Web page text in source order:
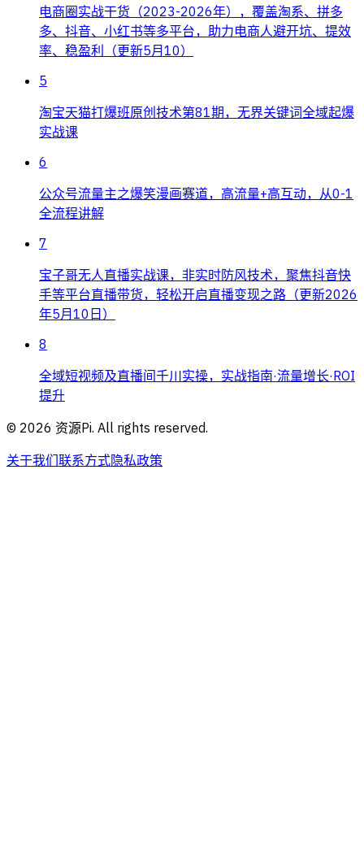
电商圈实战干货（2023-2026年），覆盖淘系、拼多
多、抖音、小红书等多平台，助力电商人避开坑、提效
率、稳盈利（更新5月10）
5
淘宝天猫打爆班原创技术第81期，无界关键词全域起爆
实战课
6
公众号流量主之爆笑漫画赛道，高流量+高互动，从0-1
全流程讲解
7
宝子哥无人直播实战课，非实时防风技术，聚焦抖音快
手等平台直播带货，轻松开启直播变现之路（更新2026
年5月10日）
8
全域短视频及直播间千川实操，实战指南·流量增长·ROI
提升
© 2026 资源Pi. All rights reserved.
关于我们联系方式隐私政策